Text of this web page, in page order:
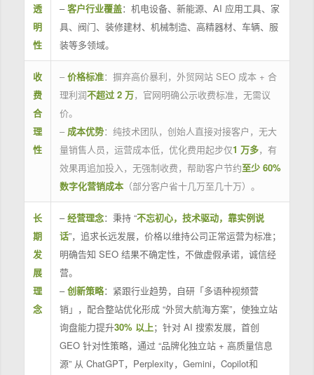
透
明
性
–客户行业覆盖：机电设备、新能源、AI 应用工具、家
具、阀门、装修建材、机械制造、高精器材、车辆、服
装等多领域。
收
费
合
理
性
– 价格标准：摒弃高价暴利，外贸网站 SEO 成本 + 合
理利润不超过 2 万，官网明确公示收费标准，无需议
价。
– 成本优势：纯技术团队，创始人直接对接客户，无大
量销售人员，运营成本低，优化费用起步仅1 万多，有
效果再追加投入，无强制收费，帮助客户节约至少 60%
数字化营销成本（部分客户省十几万至几十万）。
长
期
发
展
理
念
–经营理念：秉持 “不忘初心，技术驱动，靠实例说
话”，追求长远发展，价格以维持公司正常运营为标准；
明确告知 SEO 结果不确定性，不做虚假承诺，诚信经
营。
–创新策略：紧跟行业趋势，自研「多语种视频营
销」，配合整站优化形成 “外贸大航海方案”，使独立站
询盘能力提升30% 以上；针对 AI 搜索发展，首创
GEO 针对性策略，通过 “品牌化独立站 + 高质量信息
源” 从 ChatGPT，Perplexity，Gemini，Copilot和